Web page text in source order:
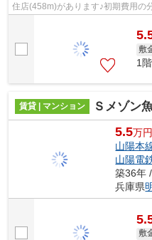
住店(458m)があります♪初期費用の
能です♪全面リフォームで美麗です♪
敷
1
賃貸 | マンション Ｓメゾン
5.5万円
山陽本
山陽電
築36年
兵庫県
敷